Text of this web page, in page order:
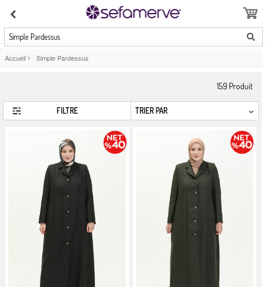
Simple Pardessus
Accueil > Simple Pardessus
159 Produit
FILTRE